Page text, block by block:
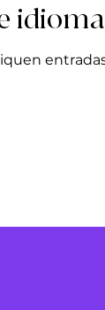
idioma